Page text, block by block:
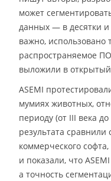
может
данных — в десятки и
важно, использовано
распространяемое
выложили в
ASEMI
мумиях животных,
периоду (от III века
результата сравнили
коммерческого
и показали, что
а точность